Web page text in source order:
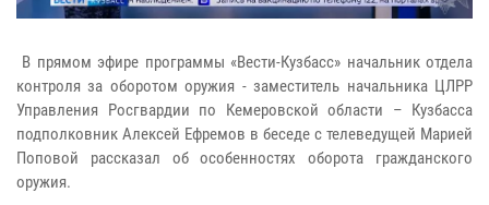
В прямом эфире программы «Вести-Кузбасс» начальник отдела
контроля за оборотом оружия - заместитель начальника ЦЛРР
Управления Росгвардии по Кемеровской области – Кузбасса
подполковник Алексей Ефремов в беседе с телеведущей Марией
Поповой рассказал об особенностях оборота гражданского
оружия.